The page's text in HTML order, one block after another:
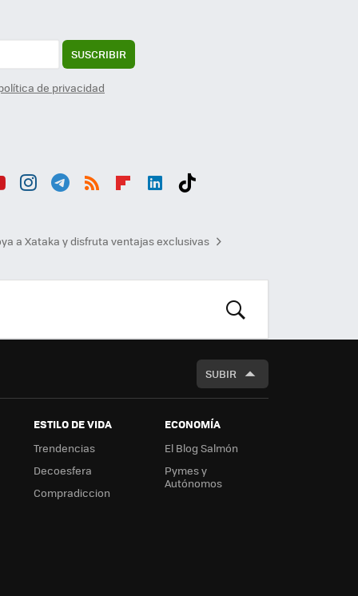
SUSCRIBIR
de privacidad
a Xataka y disfruta ventajas exclusivas
BUSCAR
SUBIR
ESTILO DE VIDA
Trendencias
Decoesfera
Compradiccion
ECONOMÍA
El Blog Salmón
Pymes y
Autónomos